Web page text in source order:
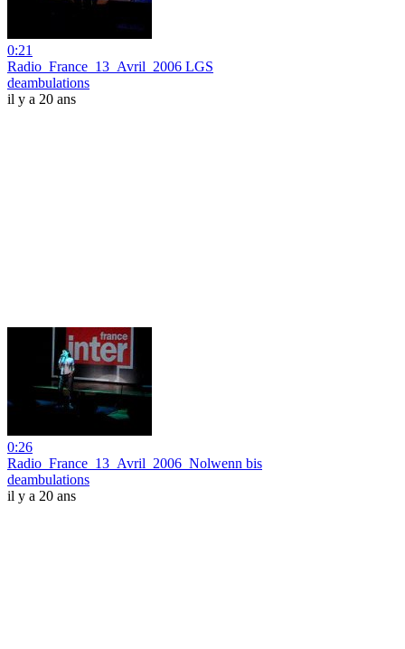
0:21
Radio_France_13_Avril_2006 LGS
deambulations
il y a 20 ans
0:26
Radio_France_13_Avril_2006_Nolwenn bis
deambulations
il y a 20 ans